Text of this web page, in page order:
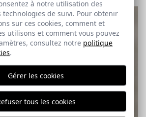
à notre utilisation des
technologies de suivi. Pour obtenir
sur ces cookies, comment et
utilisons et comment vous pouvez
consultez notre politique
.
Gérer les cookies
tous les cookies